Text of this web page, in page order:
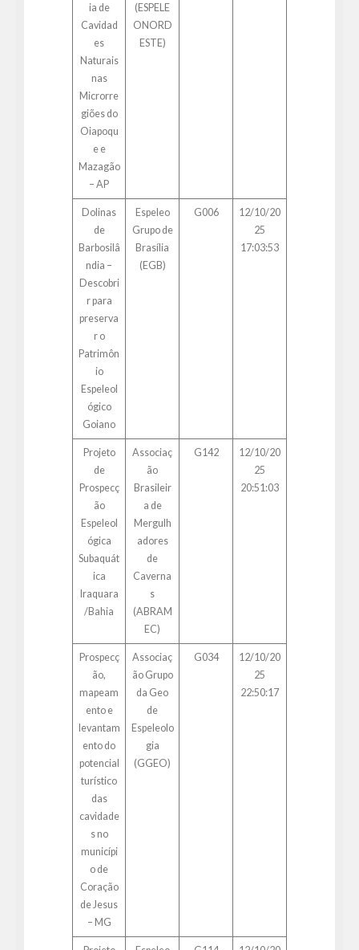
ia de
Cavidad
es
Naturais
nas
Microrre
giões do
Oiapoqu
e e
Mazagão
– AP
(ESPELE
ONORD
ESTE)
Dolinas
de
Barbosilâ
ndia –
Descobri
r para
preserva
r o
Patrimôn
io
Espeleol
ógico
Goiano
Espeleo
Grupo de
Brasília
(EGB)
G006
12/10/20
25
17:03:53
Projeto
de
Prospecç
ão
Espeleol
ógica
Subaquát
ica
Iraquara
/Bahia
Associaç
ão
Brasileir
a de
Mergulh
adores
de
Caverna
s
(ABRAM
EC)
G142
12/10/20
25
20:51:03
Prospecç
ão,
mapeam
ento e
levantam
ento do
potencial
turístico
das
cavidade
s no
municípi
o de
Coração
de Jesus
– MG
Associaç
ão Grupo
da Geo
de
Espeleolo
gia
(GGEO)
G034
12/10/20
25
22:50:17